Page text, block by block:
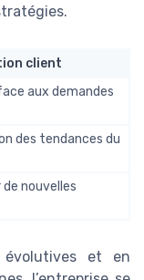
client
aux demandes
des tendances du
nouvelles
évolutives et en